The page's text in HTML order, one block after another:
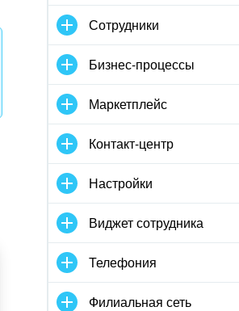
Сотрудники
Бизнес-процессы
Маркетплейс
Контакт-центр
Настройки
Виджет сотрудника
Телефония
Филиальная сеть